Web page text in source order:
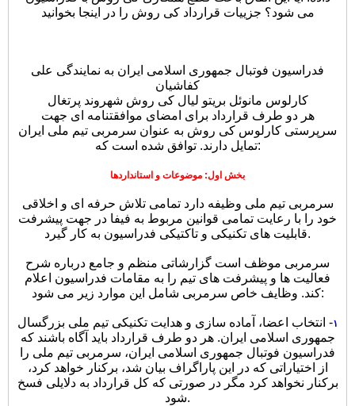
می شود؟ جزییات قرارداد کی روش را در اینجا بخوانید
فدراسیون فوتبال جمهوری اسلامی ایران به نمایندگی علی
کفاشیان
کارلوس مانوئل بریتو لیال کی روش شهروند پرتغال
هر دو طرف قرارداد برای امضای موافقتنامه ای جهت
سرپرستی کارلوس کی روش به عنوان سرمربی تیم ملی ایران
تمایل دارند. توافق شده است که:
بخش اول: موضوعات و استانداردها
سرمربی تیم ملی وظیفه دارد تمامی تلاش حرفه ای و اخلاقی
خود را با رعایت تمامی قوانین مربوط به فیفا در جهت پیشرفت
قابلیت های تکنیکی و تاکتیکی فدراسیون به کار گیرد.
سرمربی موظف است گزارشاتی منظم و جامع درباره شرح
فعالیت ها و پیشرفت های تیم را به مقامات فدراسیون اعلام
کند. وظایف خاص سرمربی شامل این موارد زیر می شود:
١- انتخاب اعضا، آماده سازی و هدایت تکنیکی تیم ملی بزرگسال
جمهوری اسلامی ایران. هر دو طرف قرارداد باید آگاه باشند که
فدراسیون فوتبال جمهوری اسلامی ایران، سرمربی تیم ملی را
از اختیاراتی که در این پاراگراف بیان شد، برکنار خواهد کرد،
برکنار نخواهد کرد مگر در صورتی که کل قرارداد به دلایلی فسخ
شود.